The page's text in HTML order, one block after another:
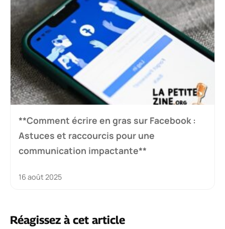
**Comment écrire en gras sur Facebook :
Astuces et raccourcis pour une
communication impactante**
16 août 2025
Réagissez à cet article